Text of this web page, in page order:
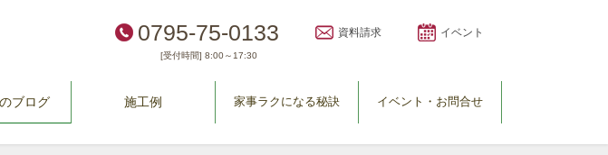
0795-75-0133
[受付時間] 8:00～17:30
資料請求 イベント
ブログ 施工例 家事ラクになる秘訣 イベント・お問合せ